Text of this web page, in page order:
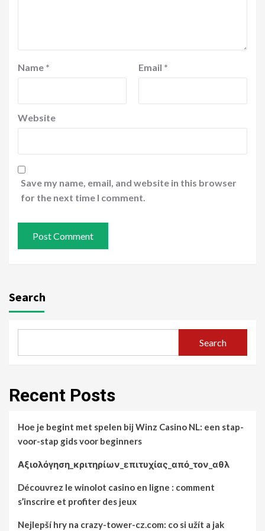
Name * Email *
Website
Save my name, email, and website in this browser
for the next time I comment.
Search
Search
Recent Posts
Hoe je begint met spelen bij Winz Casino NL: een stap-
voor-stap gids voor beginners
Αξιολόγηση_κριτηρίων_επιτυχίας_από_τον_αθλ
Découvrez le winolot casino en ligne : comment
s’inscrire et profiter des jeux
Nejlepší hry na crazy-tower-cz.com: co si užít a jak